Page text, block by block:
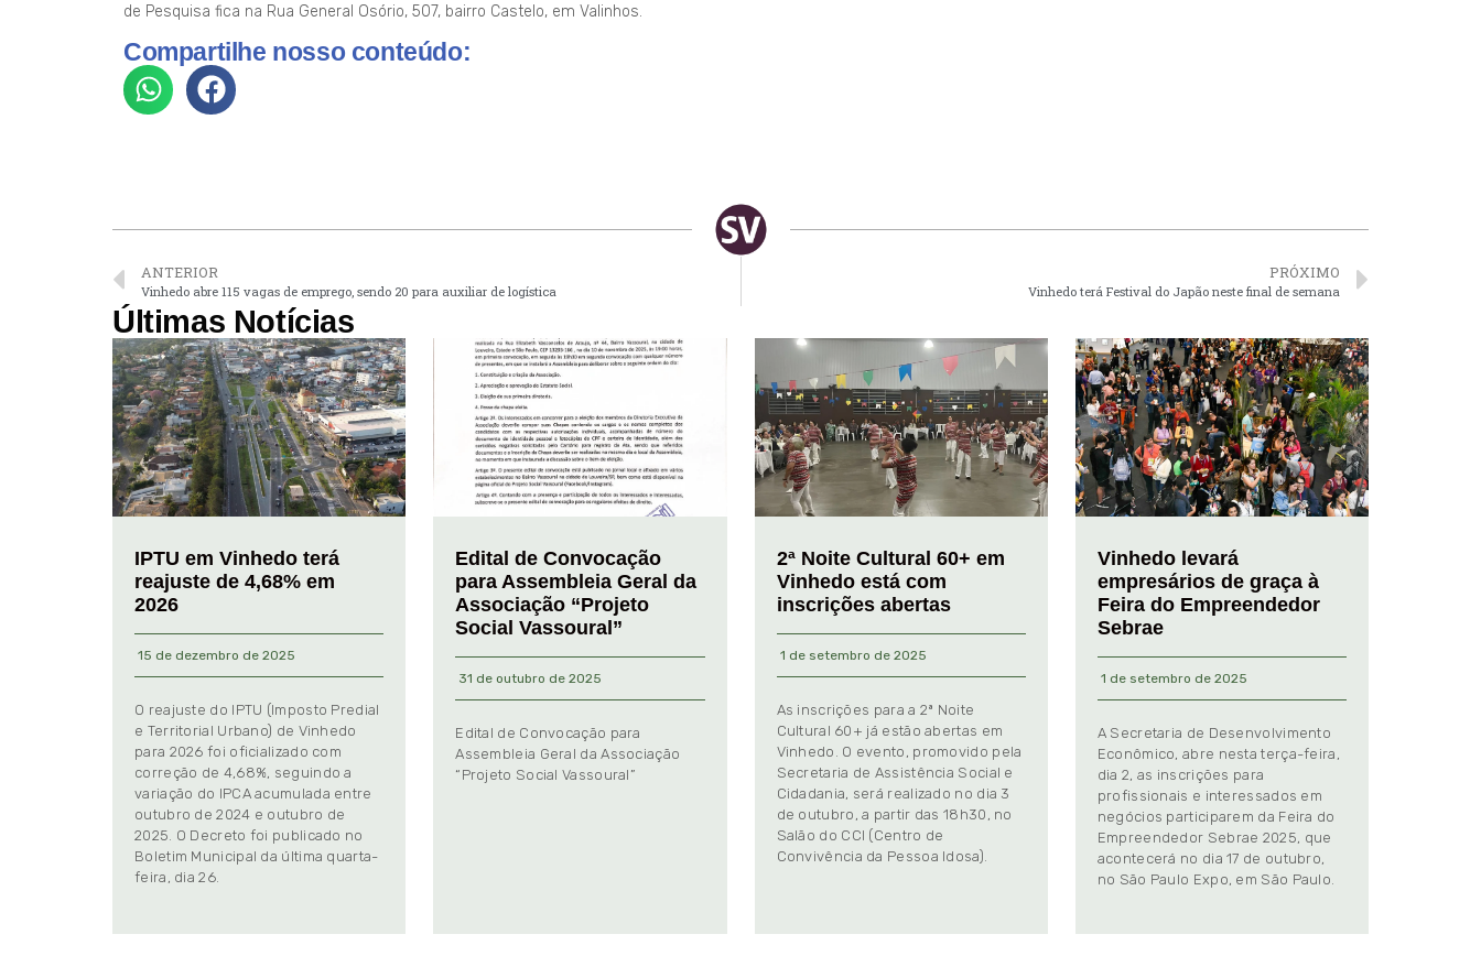
de Pesquisa fica na Rua General Osório, 507, bairro Castelo, em Valinhos.
Compartilhe nosso conteúdo:
ANTERIOR
Vinhedo abre 115 vagas de emprego, sendo 20 para auxiliar de logística
PRÓXIMO
Vinhedo terá Festival do Japão neste final de semana
Últimas Notícias
IPTU em Vinhedo terá
reajuste de 4,68% em
2026
15 de dezembro de 2025
O reajuste do IPTU (Imposto Predial
e Territorial Urbano) de Vinhedo
para 2026 foi oficializado com
correção de 4,68%, seguindo a
variação do IPCA acumulada entre
outubro de 2024 e outubro de
2025. O Decreto foi publicado no
Boletim Municipal da última quarta-
feira, dia 26.
Edital de Convocação
para Assembleia Geral da
Associação “Projeto
Social Vassoural”
31 de outubro de 2025
Edital de Convocação para
Assembleia Geral da Associação
“Projeto Social Vassoural”
2ª Noite Cultural 60+ em
Vinhedo está com
inscrições abertas
1 de setembro de 2025
As inscrições para a 2ª Noite
Cultural 60+ já estão abertas em
Vinhedo. O evento, promovido pela
Secretaria de Assistência Social e
Cidadania, será realizado no dia 3
de outubro, a partir das 18h30, no
Salão do CCI (Centro de
Convivência da Pessoa Idosa).
Vinhedo levará
empresários de graça à
Feira do Empreendedor
Sebrae
1 de setembro de 2025
A Secretaria de Desenvolvimento
Econômico, abre nesta terça-feira,
dia 2, as inscrições para
profissionais e interessados em
negócios participarem da Feira do
Empreendedor Sebrae 2025, que
acontecerá no dia 17 de outubro,
no São Paulo Expo, em São Paulo.